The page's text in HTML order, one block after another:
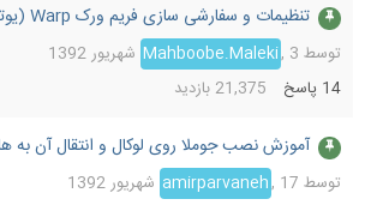
تنظیمات و سفارشی سازی فریم ورک Warp (یوتم)
توسط Mahboobe.Maleki , 3 شهریور 1392
14 پاسخ 21,375بازدید
آموزش نصب جوملا روی لوکال و انتقال آن به
توسط amirparvaneh ,17 شهریور 1392